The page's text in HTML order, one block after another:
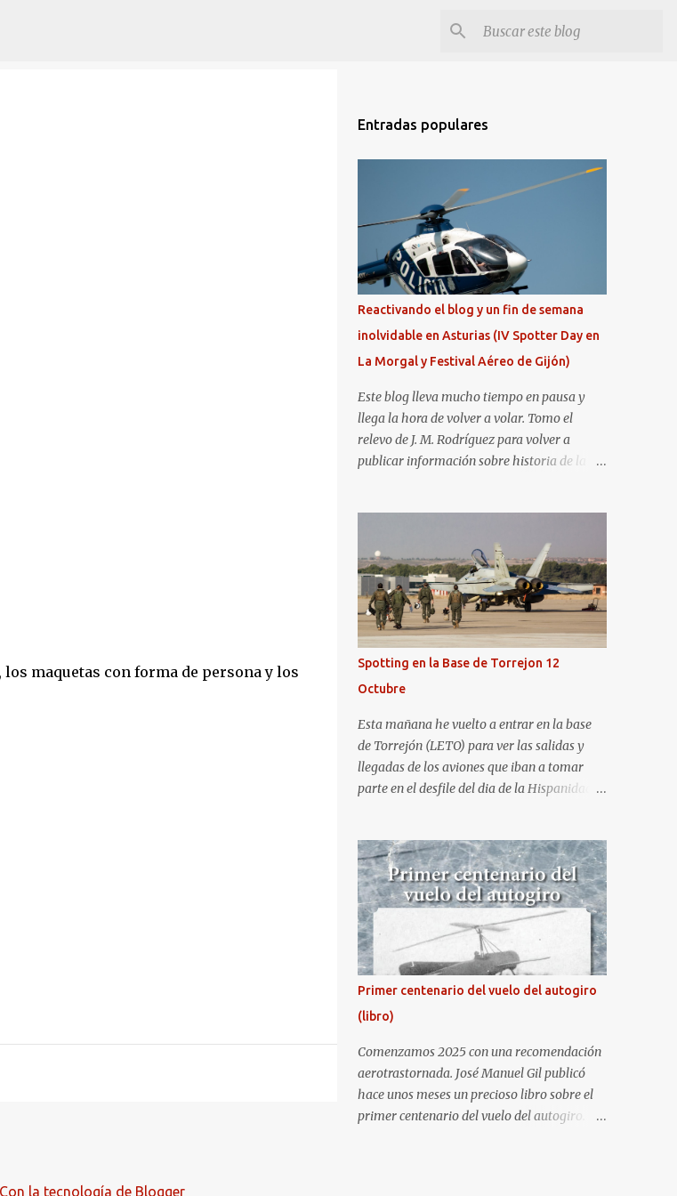
maquetas con forma de persona y los
Entradas populares
Reactivando el blog y un fin de semana
inolvidable en Asturias (IV Spotter Day en
La Morgal y Festival Aéreo de Gijón)
Este blog lleva mucho tiempo en pausa y
llega la hora de volver a volar. Tomo el
relevo de J. M. Rodríguez para volver a
publicar información sobre historia de la
que pido un poco de paciencia hasta que
todo se ponga en marcha de nuevo. Mientras
tanto, os dejo con algunas de las imágenes
que tomé este pasado fin de semana. El
sábado 23 de julio de 2022 asistí, gracias a
Aerospotters Principado a una genial sesión
fotográfica en el aeródromo de La Morgal
(todavía no he tenido tiempo de procesar
esas imágenes). Al día siguiente, asistí al
Festival Aéreo de Gijón . He aquí algunas de
las tomas que realicé este pasado domingo.
Spotting en la Base de Torrejon 12
Octubre
Esta mañana he vuelto a entrar en la base
de Torrejón (LETO) para ver las salidas y
llegadas de los aviones que iban a tomar
parte en el desfile del dia de la Hispanidad,
oportunidad de ser socio de la Asociación
Aire para entrar a la base. Los últimos años
había hecho fotos desde fuera (hay un sitio
cercano en la senda de aterrizaje) pero... no
es lo mismo :-) La cita comenzaba a las 8:30
de la mañana en el control de seguridad de
la base militar con mas de 100 personas
haciendo cola para identificarnos antes de
acceder. Una vez dentro, como otras
ocasiones, hemos dejado los coches en una
zona común desde la que nos han
trasladado en autobuses por el interior de la
base. La primera parada ha sido en la
Primer centenario del vuelo del autogiro
(libro)
Comenzamos 2025 con una recomendación
aerotrastornada. José Manuel Gil publicó
hace unos meses un precioso libro sobre el
primer centenario del vuelo del autogiro.
Con la tecnología de Blogger